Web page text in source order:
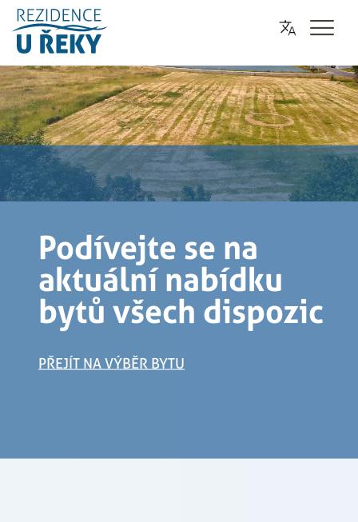
Podívejte se na
aktuální nabídku
bytů všech dispozic
PŘEJÍT NA VÝBĚR BYTU